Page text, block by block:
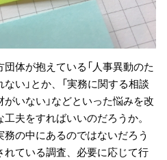
体が抱えている「人事異動のた
い」とか、「実務に関する相談
いない」などといった悩みを改
夫をすればいいのだろうか。
の中にあるのではないだろう
ている調査、必要に応じて行